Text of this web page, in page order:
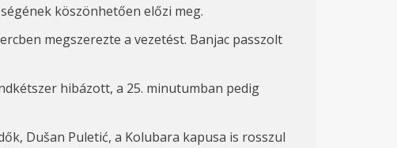
köszönhetően előzi meg.
megszerezte a vezetést. Banjac passzolt
hibázott, a 25. minutumban pedig
Dušan Puletić, a Kolubara kapusa is rosszul